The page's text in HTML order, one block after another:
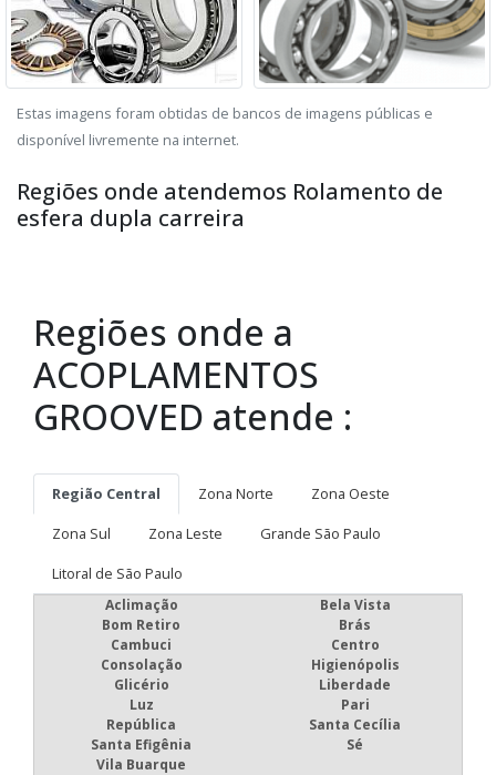
Estas imagens foram obtidas de bancos de imagens públicas e
disponível livremente na internet.
Regiões onde atendemos Rolamento de
esfera dupla carreira
Regiões onde a
ACOPLAMENTOS
GROOVED atende :
Região Central Zona Norte
Zona Oeste
Zona Sul
Zona Leste
Grande São Paulo
Litoral de São Paulo
Aclimação
Bela Vista
Bom Retiro
Brás
Cambuci
Centro
Consolação
Higienópolis
Glicério
Liberdade
Luz
Pari
República
Santa Cecília
Santa Efigênia
Sé
Vila Buarque